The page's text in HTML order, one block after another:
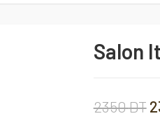
Salon
2350DT